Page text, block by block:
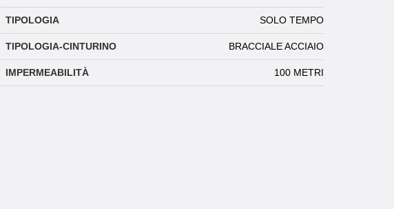
TIPOLOGIA SOLO TEMPO
TIPOLOGIA-CINTURINO BRACCIALE ACCIAIO
IMPERMEABILITÀ 100 METRI